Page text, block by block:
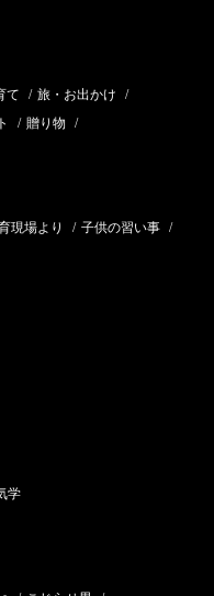
て / 旅・お出かけ /
/ 贈り物 /
現場より / 子供の習い事 /
学